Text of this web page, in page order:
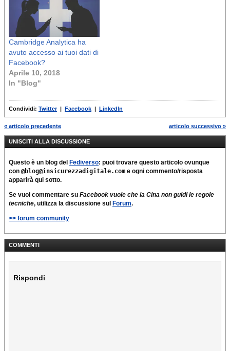
Cambridge Analytica ha
avuto accesso ai tuoi dati di
Facebook?
Aprile 10, 2018
In "Blog"
Condividi: Twitter| Facebook LinkedIn
« articolo precedente articolo successivo »
UNISCITI ALLA DISCUSSIONE
Questo è un blog del Fediverso: puoi trovare questo articolo ovunque
con @blog@insicurezzadigitale.com e ogni commento/risposta
apparirà qui sotto.
Se vuoi commentare su Facebook vuole che la Cina non guidi le regole
tecniche, utilizza la discussione sul Forum.
>> forum community
COMMENTI
Rispondi